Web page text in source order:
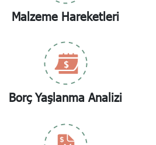
Malzeme Hareketleri
Borç Yaşlanma Analizi